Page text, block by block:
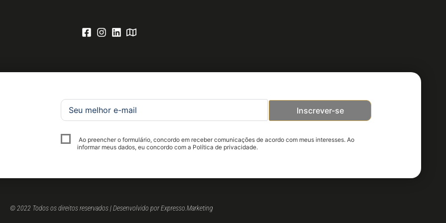
Inscrever-se
Ao preencher o formulário, concordo em receber comunicações de acordo com meus interesses. Ao
informar meus dados, eu concordo com a Política de privacidade.
© 2022 Todos os direitos reservados | Desenvolvido por Expresso.Marketing